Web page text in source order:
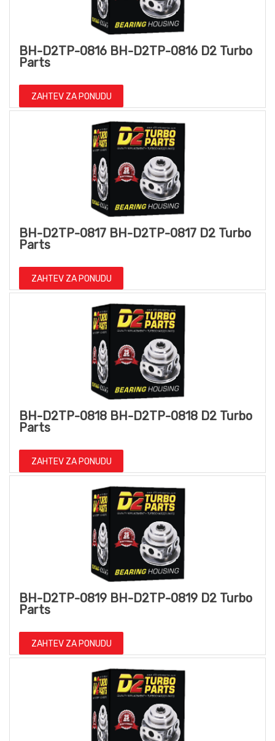
BH-D2TP-0816 BH-D2TP-0816 D2 Turbo
Parts
ZAHTEV ZA PONUDU
BH-D2TP-0817 BH-D2TP-0817 D2 Turbo
Parts
ZAHTEV ZA PONUDU
BH-D2TP-0818 BH-D2TP-0818 D2 Turbo
Parts
ZAHTEV ZA PONUDU
BH-D2TP-0819 BH-D2TP-0819 D2 Turbo
Parts
ZAHTEV ZA PONUDU